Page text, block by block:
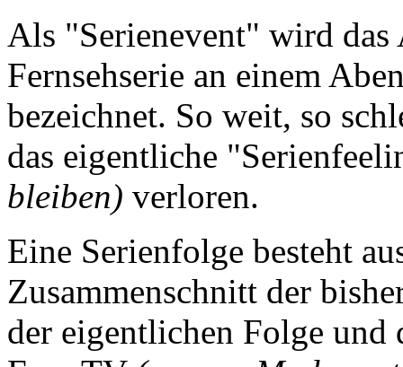
Als "Serienevent" wird das
Fernsehserie an einem
bezeichnet. So weit, so
das eigentliche
bleiben) verloren.
Eine Serienfolge besteht
Zusammenschnitt der
der eigentlichen Folge und